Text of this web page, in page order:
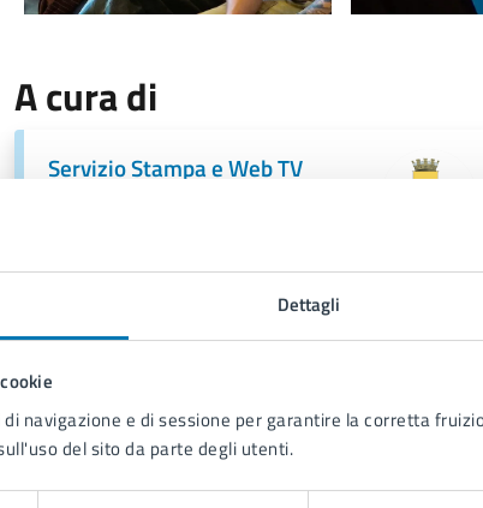
Dettagli
navigazione e di sessione per garantire la corretta
del sito da parte degli utenti.
A cura di
Servizio Stampa e Web TV